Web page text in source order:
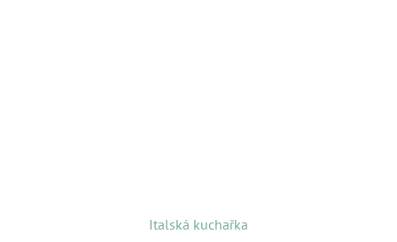
Italská kuchařka